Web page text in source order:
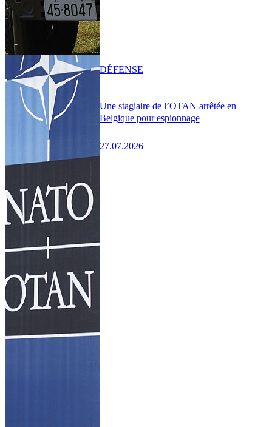
Une stagiaire de l’OTAN arrêtée en
Belgique pour espionnage
27.07.2026
DÉFENSE